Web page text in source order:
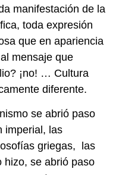
manifestación de la
toda expresión
que en apariencia
mensaje que
¡no! … Cultura
diferente.
se abrió paso
imperial, las
griegas, las
hizo, se abrió paso